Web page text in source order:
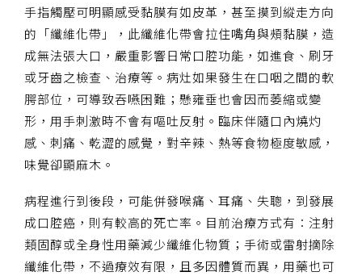
手指觸壓可明顯感受黏膜有如皮革，甚至摸到縱走方向
的「纖維化帶」，此纖維化帶會拉住嘴角與頰黏膜，造
成無法張大口，嚴重影響日常口腔功能，如進食、刷牙
或牙齒之檢查、治療等。病灶如果發生在口咽之間的軟
腭部位，可導致吞嚥困難；懸雍垂也會因而萎縮或變
形，用手刺激時不會有嘔吐反射。臨床伴隨口內燒灼
感、刺痛、乾澀的感覺，對辛辣、熱等食物極度敏感，
味覺卻顯麻木。
病程進行到後段，可能併發喉痛、耳痛、失聰，到發展
成口腔癌，則有較高的死亡率。目前治療方式有：注射
類固醇或全身性用藥減少纖維化物質；手術或雷射摘除
纖維化帶，不過療效有限，且多因體質而異，用藥也可